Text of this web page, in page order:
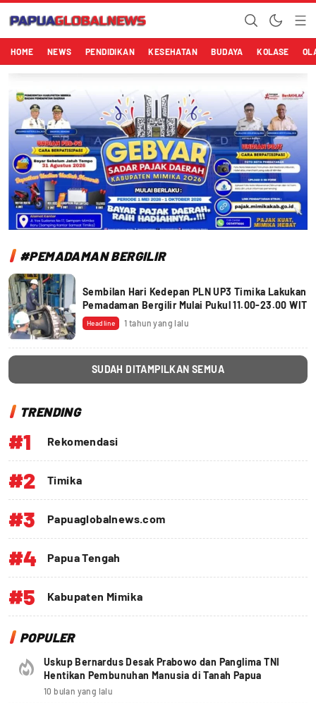
Papuaglobalnews.com
Menulis Fakta dengan Hati Bening
HOME NEWS PENDIDIKAN KESEHATAN BUDAYA KOLASE
#PEMADAMAN BERGILIR
Sembilan Hari Kedepan PLN UP3 Timika Lakukan
Pemadaman Bergilir Mulai Pukul 11.00-23.00 WIT
Headline 1 tahun yang lalu
SUDAH DITAMPILKAN SEMUA
TRENDING
#1 Rekomendasi
#2 Timika
#3 Papuaglobalnews.com
#4 Papua Tengah
#5 Kabupaten Mimika
POPULER
Uskup Bernardus Desak Prabowo dan Panglima TNI
Hentikan Pembunuhan Manusia di Tanah Papua
10 bulan yang lalu